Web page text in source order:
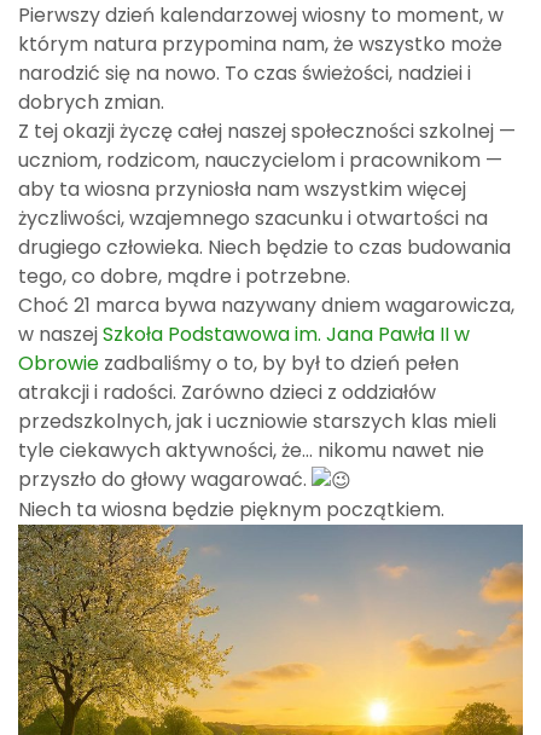
Pierwszy dzień kalendarzowej wiosny to moment, w
którym natura przypomina nam, że wszystko może
narodzić się na nowo. To czas świeżości, nadziei i
dobrych zmian.
Z tej okazji życzę całej naszej społeczności szkolnej —
uczniom, rodzicom, nauczycielom i pracownikom —
aby ta wiosna przyniosła nam wszystkim więcej
życzliwości, wzajemnego szacunku i otwartości na
drugiego człowieka. Niech będzie to czas budowania
tego, co dobre, mądre i potrzebne.
Choć 21 marca bywa nazywany dniem wagarowicza,
w naszejSzkoła Podstawowa im. Jana Pawła II w
Obrowie zadbaliśmy o to, by był to dzień pełen
atrakcji i radości. Zarówno dzieci z oddziałów
przedszkolnych, jak i uczniowie starszych klas mieli
tyle ciekawych aktywności, że… nikomu nawet nie
przyszło do głowy wagarować.
Niech ta wiosna będzie pięknym początkiem.